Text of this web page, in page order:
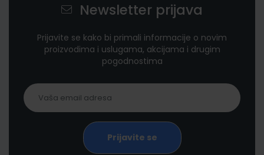
Newsletter prijava
Prijavite se kako bi primali informacije o novim
proizvodima i uslugama, akcijama i drugim
pogodnostima